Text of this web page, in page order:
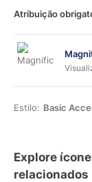
Atribuição
Estilo: Basic
Explore
relacionados